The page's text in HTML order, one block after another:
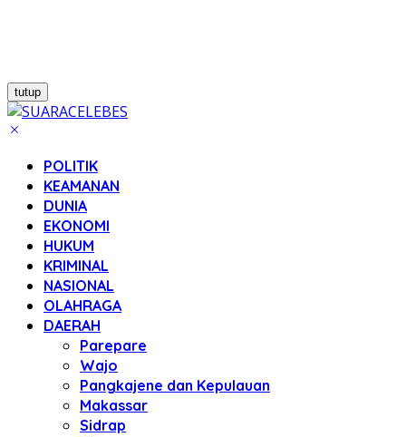
tutup
POLITIK
KEAMANAN
DUNIA
EKONOMI
HUKUM
KRIMINAL
NASIONAL
OLAHRAGA
DAERAH
Parepare
Wajo
Pangkajene dan Kepulauan
Makassar
Sidrap